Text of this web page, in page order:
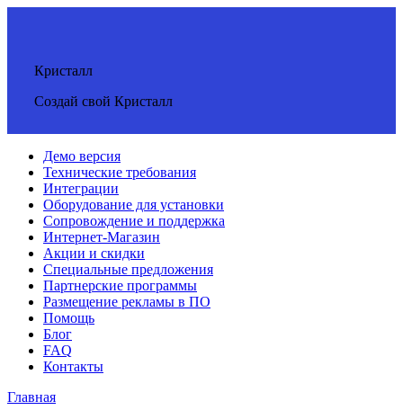
Кристалл
Создай свой Кристалл
Демо версия
Технические требования
Интеграции
Оборудование для установки
Сопровождение и поддержка
Интернет-Магазин
Акции и скидки
Специальные предложения
Партнерские программы
Размещение рекламы в ПО
Помощь
Блог
FAQ
Контакты
Главная